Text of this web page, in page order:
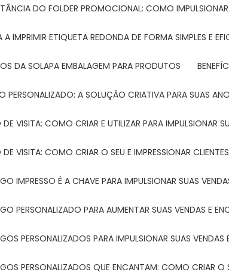
DO FOLDER PROMOCIONAL: COMO
A IMPRIMIR ETIQUETA REDONDA DE FORMA SIMPLES E
DA SOLAPA EMBALAGEM PARA PRODUTOS
PERSONALIZADO: A SOLUÇÃO CRIATIVA PARA SUAS
DE VISITA: COMO CRIAR E UTILIZAR PARA IMPULSIONAR
DE VISITA: COMO CRIAR O SEU E IMPRESSIONAR CLIENTES
IMPRESSO É A CHAVE PARA IMPULSIONAR SUAS
PERSONALIZADO PARA AUMENTAR SUAS VENDAS E
PERSONALIZADOS PARA IMPULSIONAR SUAS VENDAS
PERSONALIZADOS QUE ENCANTAM: COMO CRIAR O